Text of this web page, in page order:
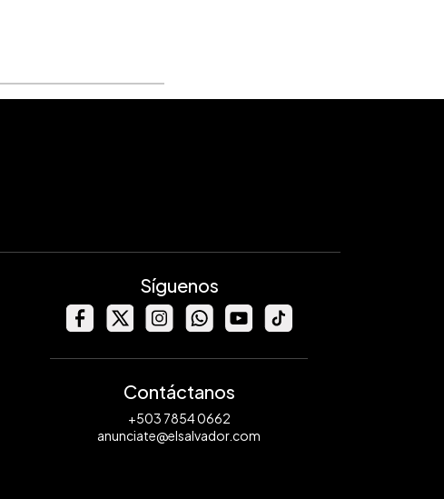
Síguenos
Contáctanos
+503 7854 0662
anunciate@elsalvador.com